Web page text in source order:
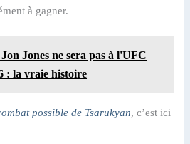
à gagner.
Jones ne sera pas à l'UFC
: la vraie histoire
possible de Tsarukyan, c’est ici